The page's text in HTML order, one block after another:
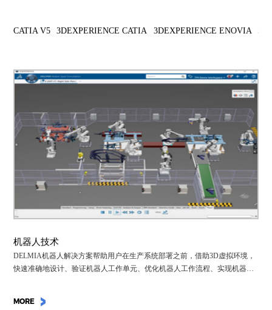
CATIA V5 3DEXPERIENCE CATIA 3DEXPERIENCE ENOVIA
机器人技术
DELMIA机器人解决方案帮助用户在生产系统部署之前，借助3D虚拟环境，
快速准确地设计、验证机器人工作单元、优化机器人工作流程、实现机器人
MORE